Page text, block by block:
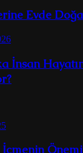
Evde
İnsan